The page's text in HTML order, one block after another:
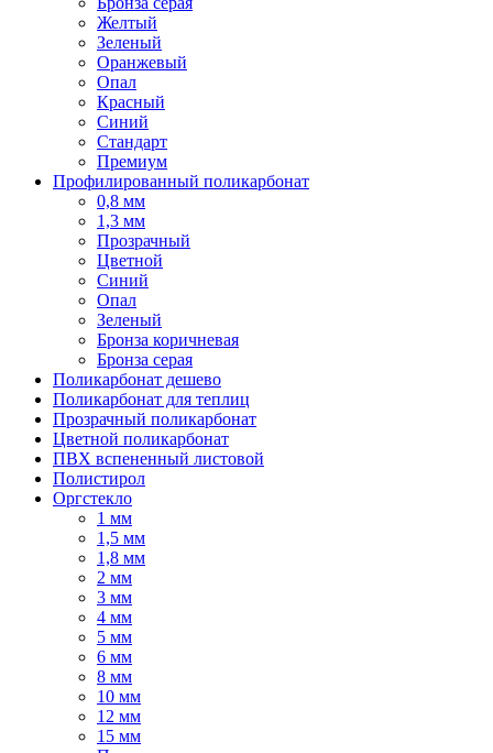
Желтый
Зеленый
Оранжевый
Опал
Красный
Синий
Стандарт
Премиум
Профилированный поликарбонат
0,8 мм
1,3 мм
Прозрачный
Цветной
Синий
Опал
Зеленый
Бронза коричневая
Бронза серая
Поликарбонат дешево
Поликарбонат для теплиц
Прозрачный поликарбонат
Цветной поликарбонат
ПВХ вспененный листовой
Полистирол
Оргстекло
1 мм
1,5 мм
1,8 мм
2 мм
3 мм
4 мм
5 мм
6 мм
8 мм
10 мм
12 мм
15 мм